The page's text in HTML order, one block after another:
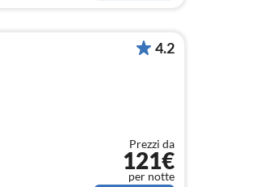
4.2
Prezzi da
121€
per notte